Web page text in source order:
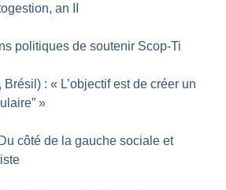
an II
politiques de soutenir Scop-Ti
Brésil) : « L’objectif est de créer un
»
côté de la gauche sociale et